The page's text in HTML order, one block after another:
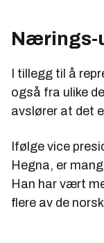
Nærings-
I tillegg til å
også fra ulike
avslører at det
Ifølge vice
Hegna, er
Han har vært
flere av de